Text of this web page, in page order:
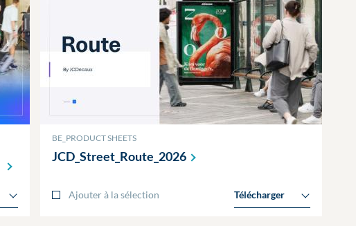
BE_PRODUCT SHEETS
JCD_Street_Route_2026
Ajouter à la sélection Télécharger